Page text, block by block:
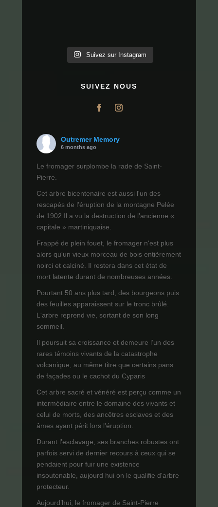
Suivez sur Instagram
SUIVEZ NOUS
Outremer Memory
6 months ago
Le fromager surplombe la rade de Saint-
Pierre.
Cet arbre bicentenaire est aussi l'un des
rescapés de l’éruption de la montagne Pelée
de 1902.Il a vu la destruction de l’ancienne «
capitale » martiniquaise.
Frappé de plein fouet, le fromager n'est plus
alors qu'un vieux morceau de bois entièrement
noirci et calciné. Il restera dans cet état de
mort latente durant de nombreuses années.
Pourtant 50 ans plus tard, des bourgeons puis
des feuilles apparaissent sur le tronc brûlé.
L'arbre reprend vie, sortant de son long
sommeil.
Il poursuit sa croissance et demeure l’un des
rares témoins vivants de la catastrophe
volcanique, au même titre que certains pans
de façades ou le cachot du Cyparis
Cet arbre sacré et vénéré est perçu comme un
intermédiaire entre le domaine des vivants et
celui de morts, des ancêtres esclaves et des
âmes ayant périt lors l'éruption.
Durant l’esclavage, ses branches robustes ont
parfois servi de dernier recours à ceux qui se
pendaient pour fuir une existence
insoutenable, aujourd hui on le qualifie d'arbre
protecteur.
Aujourd’hui, le fromager de Saint-Pierre